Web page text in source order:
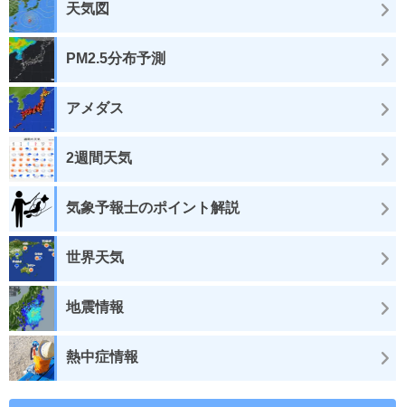
天気図
PM2.5分布予測
アメダス
2週間天気
気象予報士のポイント解説
世界天気
地震情報
熱中症情報